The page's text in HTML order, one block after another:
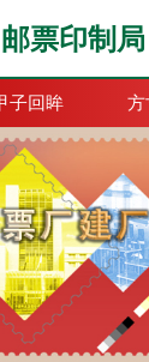
邮票印制局
子回眸